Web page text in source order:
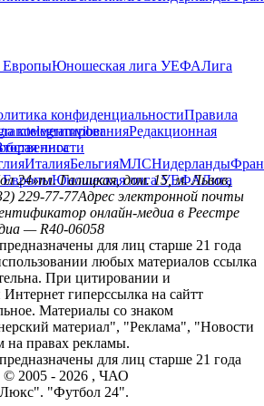
ЕвропыЮношеская лига УЕФАЛига
конфиденциальностиПравила
комментированияРедакционная
telegramviber
лига
ИталияБельгияМЛСНидерланды
ЕвропыЮношеская лига УЕФАЛига
24»пл. Галицкая, дом. 15, м. Львов,
229-77-77Адрес электронной почты
онлайн-медиа в Реестре
— R40-06058
для лиц старше 21 года
любых материалов ссылка
При цитировании и
гиперссылка на сайтт
Материалы со знаком
материал", "Реклама", "Новости
правах рекламы.
для лиц старше 21 года
© 2005 - 2026 , ЧАО
Люкс". "Футбол 24".